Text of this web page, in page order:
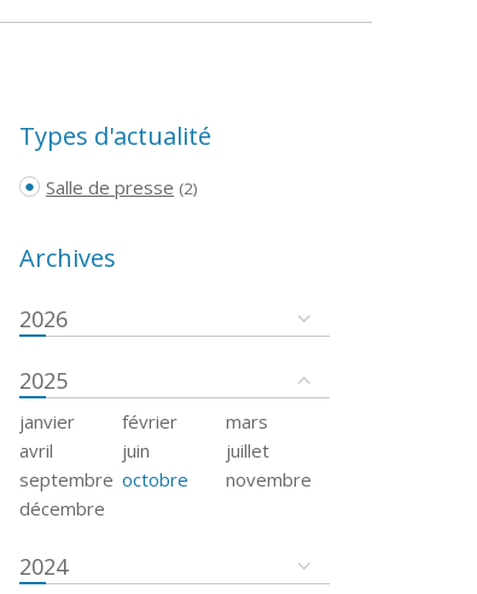
Types d'actualité
Salle de presse (2)
Archives
2026
2025
janvier février
mars
avril
juin
juillet
septembre octobre
novembre
décembre
2024